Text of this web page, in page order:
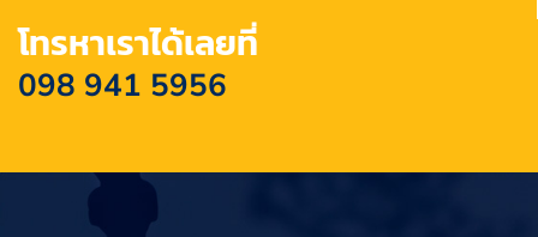
โทรหาเราได้เลยที่
098 941 5956